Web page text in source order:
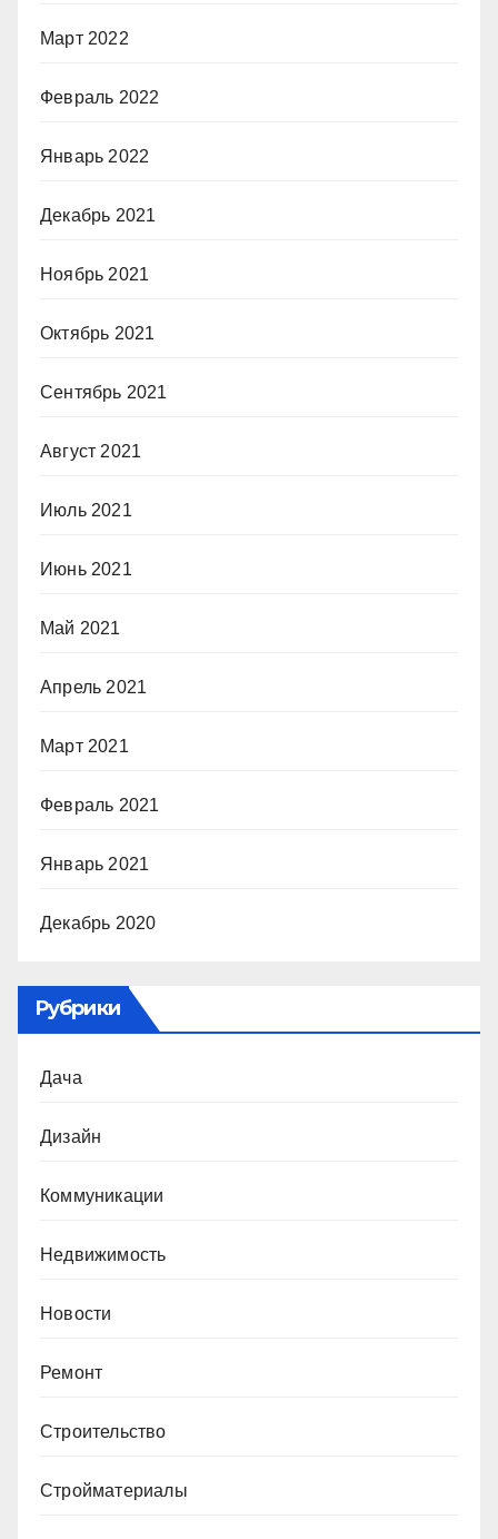
Март 2022
Февраль 2022
Январь 2022
Декабрь 2021
Ноябрь 2021
Октябрь 2021
Сентябрь 2021
Август 2021
Июль 2021
Июнь 2021
Май 2021
Апрель 2021
Март 2021
Февраль 2021
Январь 2021
Декабрь 2020
Рубрики
Дача
Дизайн
Коммуникации
Недвижимость
Новости
Ремонт
Строительство
Стройматериалы